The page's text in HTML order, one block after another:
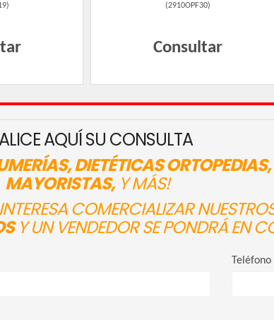
) (2910OPF30)
Consultar
AQUÍ SU CONSULTA
DIETÉTICAS
MAYORISTAS,Y MÁS!
COMERCIALIZAR
Y UN VENDEDOR SE PONDRÁ EN
Teléfono